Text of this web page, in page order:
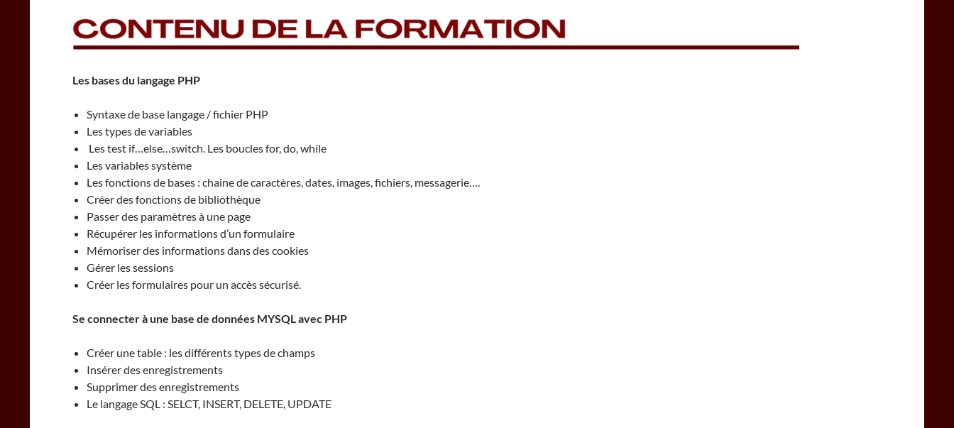
Les bases du langage PHP
Syntaxe de base langage / fichier PHP
Les types de variables
Les test if…else…switch. Les boucles for, do, while
Les variables système
Les fonctions de bases : chaine de caractères, dates, images, fichiers, messagerie….
Créer des fonctions de bibliothèque
Passer des paramètres à une page
Récupérer les informations d’un formulaire
Mémoriser des informations dans des cookies
Gérer les sessions
Créer les formulaires pour un accès sécurisé.
Se connecter à une base de données MYSQL avec PHP
Créer une table : les différents types de champs
Insérer des enregistrements
Supprimer des enregistrements
Le langage SQL : SELCT, INSERT, DELETE, UPDATE